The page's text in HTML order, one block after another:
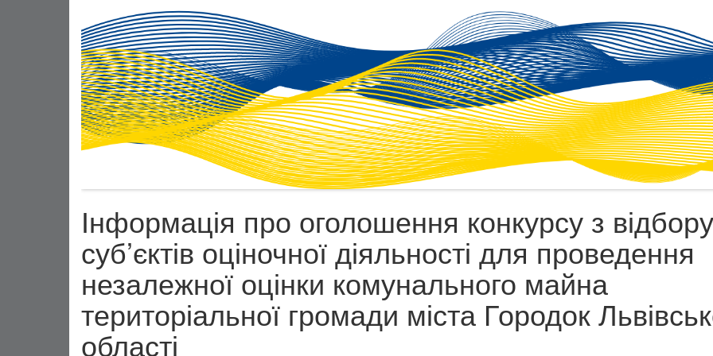
Інформація про оголошення конкурсу з відбору
суб’єктів оціночної діяльності для проведення
незалежної оцінки комунального майна
територіальної громади міста Городок
області